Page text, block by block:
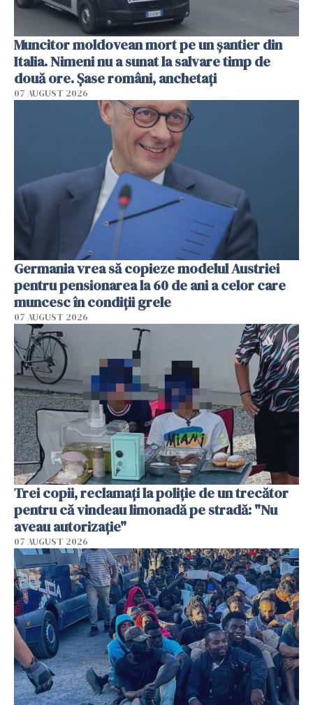
Muncitor moldovean mort pe un șantier din
Italia. Nimeni nu a sunat la salvare timp de
două ore. Șase români, anchetați
07 AUGUST 2026
Germania vrea să copieze modelul Austriei
pentru pensionarea la 60 de ani a celor care
muncesc în condiții grele
07 AUGUST 2026
Trei copii, reclamați la poliție de un trecător
pentru că vindeau limonadă pe stradă: "Nu
aveau autorizație"
07 AUGUST 2026